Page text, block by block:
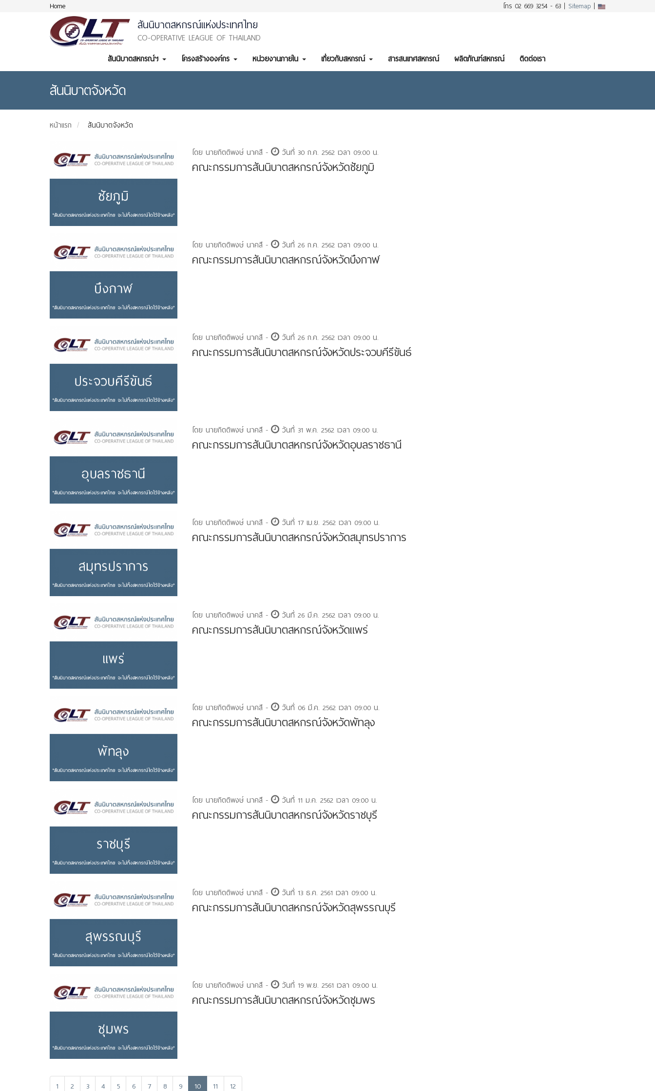
Home โทร 02 669 3254 - 63 | Sitemap |
สันนิบาตสหกรณ์แห่งประเทศไทย
CO-OPERATIVE LEAGUE OF THAILAND
สันนิบาตสหกรณ์ฯ โครงสร้างองค์กร หน่วยงานภายใน เกี่ยวกับสหกรณ์ สารสนเทศสหกรณ์ ผลิตภัณฑ์สหกรณ์ ติดต่อเรา
สันนิบาตจังหวัด
หน้าแรก สันนิบาตจังหวัด
โดย นายกิตติพงษ์ นาคสี - วันที่ 30 ก.ค. 2562 เวลา 09:00 น.
คณะกรรมการสันนิบาตสหกรณ์จังหวัดชัยภูมิ
โดย นายกิตติพงษ์ นาคสี - วันที่ 26 ก.ค. 2562 เวลา 09:00 น.
คณะกรรมการสันนิบาตสหกรณ์จังหวัดบึงกาฬ
โดย นายกิตติพงษ์ นาคสี - วันที่ 26 ก.ค. 2562 เวลา 09:00 น.
คณะกรรมการสันนิบาตสหกรณ์จังหวัดประจวบคีรีขันธ์
โดย นายกิตติพงษ์ นาคสี - วันที่ 31 พ.ค. 2562 เวลา 09:00 น.
คณะกรรมการสันนิบาตสหกรณ์จังหวัดอุบลราชธานี
โดย นายกิตติพงษ์ นาคสี - วันที่ 17 เม.ย. 2562 เวลา 09:00 น.
คณะกรรมการสันนิบาตสหกรณ์จังหวัดสมุทรปราการ
โดย นายกิตติพงษ์ นาคสี - วันที่ 26 มี.ค. 2562 เวลา 09:00 น.
คณะกรรมการสันนิบาตสหกรณ์จังหวัดแพร่
โดย นายกิตติพงษ์ นาคสี - วันที่ 06 มี.ค. 2562 เวลา 09:00 น.
คณะกรรมการสันนิบาตสหกรณ์จังหวัดพัทลุง
โดย นายกิตติพงษ์ นาคสี - วันที่ 11 ม.ค. 2562 เวลา 09:00 น.
คณะกรรมการสันนิบาตสหกรณ์จังหวัดราชบุรี
โดย นายกิตติพงษ์ นาคสี - วันที่ 13 ธ.ค. 2561 เวลา 09:00 น.
คณะกรรมการสันนิบาตสหกรณ์จังหวัดสุพรรณบุรี
โดย นายกิตติพงษ์ นาคสี - วันที่ 19 พ.ย. 2561 เวลา 09:00 น.
คณะกรรมการสันนิบาตสหกรณ์จังหวัดชุมพร
1 2 3 4 5 6 7 8 9 10 11 12